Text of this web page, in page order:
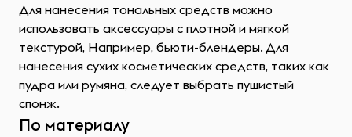
Для нанесения тональных средств можно
использовать аксессуары с плотной и мягкой
текстурой, Например, бьюти-блендеры. Для
нанесения сухих косметических средств, таких как
пудра или румяна, следует выбрать пушистый
спонж.
По материалу